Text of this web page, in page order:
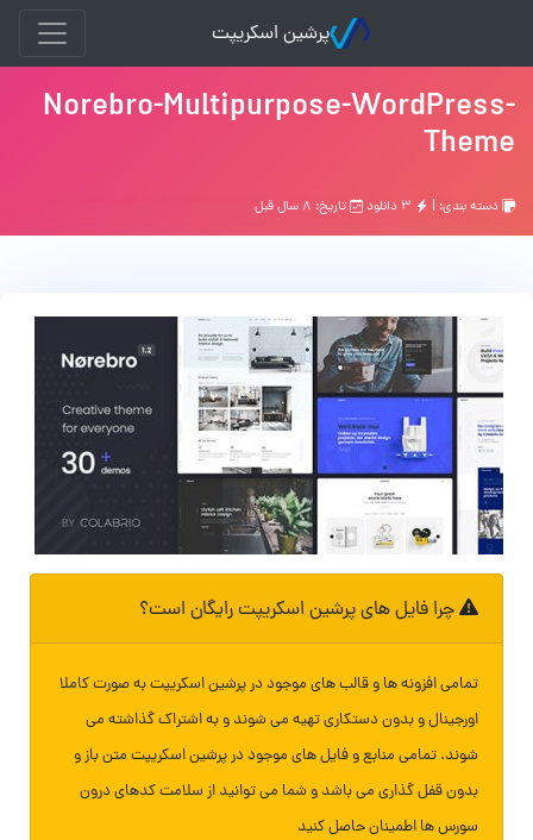
پرشین اسکریپت
Norebro-Multipurpose-WordPress-
Theme
دسته بندی: | تاریخ: ۸ سال قبل
چرا فایل های پرشین اسکریپت رایگان است؟
تمامی افزونه ها و قالب های موجود در پرشین اسکریپت به صورت کاملا
اورجینال و بدون دستکاری تهیه می شوند و به اشتراک گذاشته می
شوند. تمامی منابع و فایل های موجود در پرشین اسکریپت متن باز و
بدون قفل گذاری می باشد و شما می توانید از سلامت کدهای درون
سورس ها اطمینان حاصل کنید